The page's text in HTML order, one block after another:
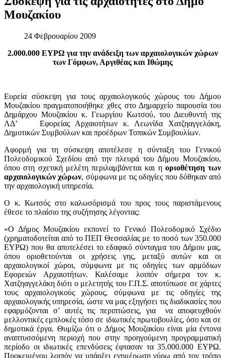
Μουζακίου
24 Φεβρουαρίου 2009
2.000.000 ΕΥΡΩ για την ανάδειξη των αρχαιολογικών χώρων
των Γόμφων, Αργιθέας και Ιθώμης
Ευρεία σύσκεψη για τους αρχαιολογικούς χώρους του Δήμου
Μουζακίου πραγματοποιήθηκε χθες στο Δημαρχείο παρουσία του
Δημάρχου Μουζακίου κ. Γεωργίου Κωτσού, του Διευθυντή της
ΛΔ’
Εφορείας Αρχαιοτήτων κ. Λεωνίδα Χατζηαγγελάκη,
Δημοτικών Συμβούλων και προέδρων Τοπικών Συμβουλίων.
Αφορμή για τη σύσκεψη αποτέλεσε η σύνταξη του Γενικού
Πολεοδομικού Σχεδίου από την πλευρά του Δήμου Μουζακίου,
όπου στη σχετική μελέτη περιλαμβάνεται και η οριοθέτηση των
αρχαιολογικών χώρων, σύμφωνα με τις οδηγίες που δόθηκαν από
την αρχαιολογική υπηρεσία.
Ο κ. Κωτσός στο καλωσόρισμά του προς τους παριστάμενους
έθεσε το πλαίσιο της συζήτησης λέγοντας:
«Ο Δήμος Μουζακίου εκπονεί το Γενικό Πολεοδομικό Σχέδιο
(χρηματοδοτείται από το ΠΕΠ Θεσσαλίας με το ποσό των 350.000
ΕΥΡΩ) που θα αποτελέσει το εδαφικό σύνταγμα του Δήμου μας,
όπου οριοθετούνται οι χρήσεις γης, μεταξύ αυτών και οι
αρχαιολογικοί χώροι, σύμφωνα με τις οδηγίες των αρμόδιων
Εφορειών Αρχαιοτήτων. Καλέσαμε λοιπόν σήμερα τον κ.
Χατζηαγγελάκη διότι ο μελετητής του Γ.Π.Σ. αποτύπωσε σε χάρτες
τους αρχαιολογικούς χώρους, σύμφωνα με τις οδηγίες της
αρχαιολογικής υπηρεσία, ώστε να μας εξηγήσει τις διαδικασίες που
εφαρμόζονται σ’ αυτές τις περιπτώσεις, για
να αποφευχθούν
μελλοντικές εμπλοκές τόσο σε ιδιωτικές πρωτοβουλίες, όσο και σε
δημοτικά έργα. Θυμίζω ότι ο Δήμος Μουζακίου είναι μία έντονα
αναπτυσσόμενη περιοχή που στην προηγούμενη προγραμματική
περίοδο οι ιδιωτικές επενδύσεις έφτασαν τα 35.000.000 ΕΥΡΩ.
Προκειμένου λοιπόν να υπάρξει ενημέρωση γύρω από τον τρόπο